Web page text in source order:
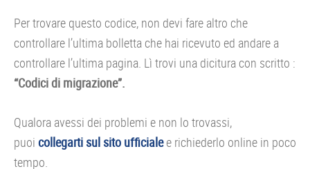
Per trovare questo codice, non devi fare altro che
controllare l’ultima bolletta che hai ricevuto ed andare a
controllare l’ultima pagina. Lì trovi una dicitura con scritto :
“Codici di migrazione”.
Qualora avessi dei problemi e non lo trovassi,
puoi collegarti sul sito ufficialee richiederlo online in poco
tempo.